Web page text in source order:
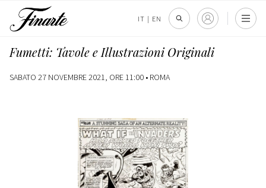
IT | EN
Fumetti: Tavole e Illustrazioni Originali
SABATO 27 NOVEMBRE 2021, ORE 11:00 • ROMA